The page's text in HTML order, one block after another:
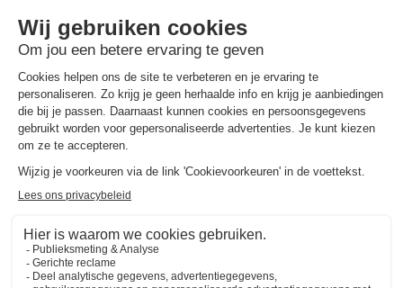
Europe Tents Camping Begur
Spanje-Catalonië -Girona
Beste aanbieding € 350
Vakantieparken met zwembad in
Beste aanbieding